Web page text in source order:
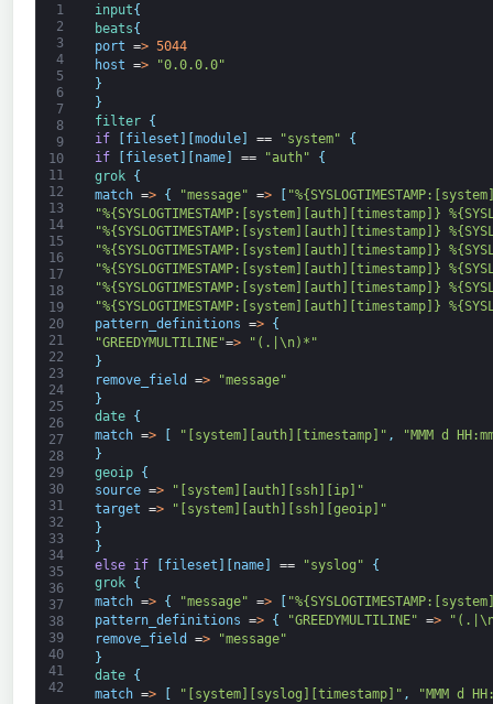
1
2
3
4
5
6
7
8
9
10
11
12
13
14
15
16
17
18
19
20
21
22
23
24
25
26
27
28
29
30
31
32
33
34
35
36
37
38
39
40
41
42
input{
beats{
port => 5044
host =>
"0.0.0.0"
}
}
filter
{
if
fileset module] == "system"
{
if
fileset name] == "auth"
{
grok
{
match => { "message" => [
"%{SYSLOGTIMESTAMP:[system][auth][timestamp]}
"%{SYSLOGTIMESTAMP:[system][auth][timestamp]}
"%{SYSLOGTIMESTAMP:[system][auth][timestamp]}
"%{SYSLOGTIMESTAMP:[system][auth][timestamp]}
"%{SYSLOGTIMESTAMP:[system][auth][timestamp]}
"%{SYSLOGTIMESTAMP:[system][auth][timestamp]}
pattern_definitions =>
{
"GREEDYMULTILINE"=>
"(.|\n)*"
}
remove_field
=>
"message"
}
date
{
match => "[system][auth][timestamp]" ,
"MMM d
}
geoip
{
source =>
"[system][auth][ssh][ip]"
target =>
"[system][auth][ssh][geoip]"
}
}
else
if [fileset ] [name] == "syslog"
{
grok
{
match => { "message" =>
pattern_definitions => { "GREEDYMULTILINE" =>
remove_field
=>
"message"
}
date
{
match => "[system][syslog][timestamp]" ,
"MMM d